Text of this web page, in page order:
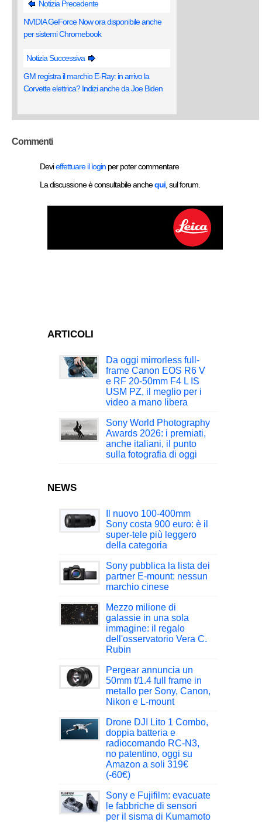
Notizia Precedente
NVIDIA GeForce Now ora disponibile anche
per sistemi Chromebook
Notizia Successiva
GM registra il marchio E-Ray: in arrivo la
Corvette elettrica? Indizi anche da Joe Biden
Commenti
Devieffettuare il login per poter commentare
La discussione è consultabile anchequi , sul forum.
ARTICOLI
Da oggi mirrorless full-
frame Canon EOS R6 V
e RF 20-50mm F4 L IS
USM PZ, il meglio per i
video a mano libera
Sony World Photography
Awards 2026: i premiati,
anche italiani, il punto
sulla fotografia di oggi
NEWS
Il nuovo 100-400mm
Sony costa 900 euro: è il
super-tele più leggero
della categoria
Sony pubblica la lista dei
partner E-mount: nessun
marchio cinese
Mezzo milione di
galassie in una sola
immagine: il regalo
dell'osservatorio Vera C.
Rubin
Pergear annuncia un
50mm f/1.4 full frame in
metallo per Sony, Canon,
Nikon e L-mount
Drone DJI Lito 1 Combo,
doppia batteria e
radiocomando RC-N3,
no patentino, oggi su
Amazon a soli 319€
(-60€)
Sony e Fujifilm: evacuate
le fabbriche di sensori
per il sisma di Kumamoto